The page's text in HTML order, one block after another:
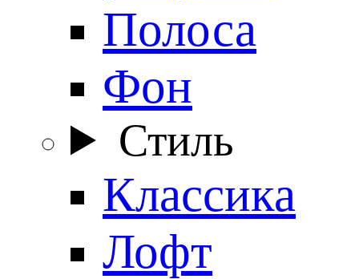
Полоса
Фон
Стиль
Классика
Лофт